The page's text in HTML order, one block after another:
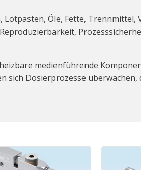
Öle, Fette, Trennmittel,
medienführende
Dosierprozesse